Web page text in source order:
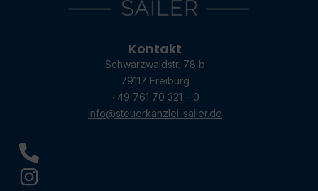
Kontakt
Schwarzwaldstr. 78 b
79117 Freiburg
+49 761 70 321 – 0
info@steuerkanzlei-sailer.de